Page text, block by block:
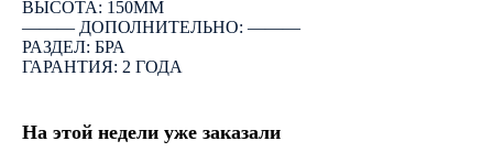
ВЫСОТА: 150ММ
――― ДОПОЛНИТЕЛЬНО: ―――
РАЗДЕЛ: БРА
ГАРАНТИЯ: 2 ГОДА
На этой недели уже заказали